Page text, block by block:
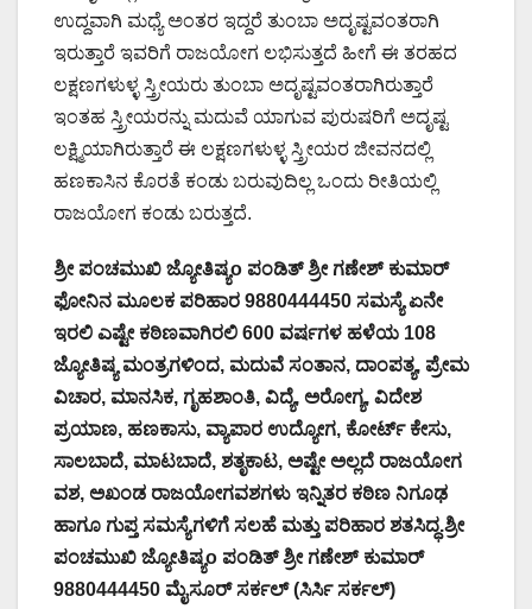
ಉದ್ದವಾಗಿ ಮಧ್ಯೆ ಅಂತರ ಇದ್ದರೆ ತುಂಬಾ ಅದೃಷ್ಟವಂತರಾಗಿ
ಇರುತ್ತಾರೆ ಇವರಿಗೆ ರಾಜಯೋಗ ಲಭಿಸುತ್ತದೆ ಹೀಗೆ ಈ ತರಹದ
ಲಕ್ಷಣಗಳುಳ್ಳ ಸ್ತ್ರೀಯರು ತುಂಬಾ ಅದೃಷ್ಟವಂತರಾಗಿರುತ್ತಾರೆ
ಇಂತಹ ಸ್ತ್ರೀಯರನ್ನು ಮದುವೆ ಯಾಗುವ ಪುರುಷರಿಗೆ ಅದೃಷ್ಟ
ಲಕ್ಷ್ಮಿಯಾಗಿರುತ್ತಾರೆ ಈ ಲಕ್ಷಣಗಳುಳ್ಳ ಸ್ತ್ರೀಯರ ಜೀವನದಲ್ಲಿ
ಹಣಕಾಸಿನ ಕೊರತೆ ಕಂಡು ಬರುವುದಿಲ್ಲ ಒಂದು ರೀತಿಯಲ್ಲಿ
ರಾಜಯೋಗ ಕಂಡು ಬರುತ್ತದೆ.
ಶ್ರೀ ಪಂಚಮುಖಿ ಜ್ಯೋತಿಷ್ಯo ಪಂಡಿತ್ ಶ್ರೀ ಗಣೇಶ್ ಕುಮಾರ್
ಫೋನಿನ ಮೂಲಕ ಪರಿಹಾರ 9880444450 ಸಮಸ್ಯೆ ಏನೇ
ಇರಲಿ ಎಷ್ಟೇ ಕಠಿಣವಾಗಿರಲಿ 600 ವರ್ಷಗಳ ಹಳೆಯ 108
ಜ್ಯೋತಿಷ್ಯ ಮಂತ್ರಗಳಿಂದ, ಮದುವೆ ಸಂತಾನ, ದಾಂಪತ್ಯ, ಪ್ರೇಮ
ವಿಚಾರ, ಮಾನಸಿಕ, ಗೃಹಶಾಂತಿ, ವಿದ್ಯೆ, ಅರೋಗ್ಯ, ವಿದೇಶ
ಪ್ರಯಾಣ, ಹಣಕಾಸು, ವ್ಯಾಪಾರ ಉದ್ಯೋಗ, ಕೋರ್ಟ್ ಕೇಸು,
ಸಾಲಬಾದೆ, ಮಾಟಬಾದೆ, ಶತೃಕಾಟ, ಅಷ್ಟೇ ಅಲ್ಲದೆ ರಾಜಯೋಗ
ವಶ, ಅಖಂಡ ರಾಜಯೋಗವಶಗಳು ಇನ್ನಿತರ ಕಠಿಣ ನಿಗೂಢ
ಹಾಗೂ ಗುಪ್ತ ಸಮಸ್ಯೆಗಳಿಗೆ ಸಲಹೆ ಮತ್ತು ಪರಿಹಾರ ಶತಸಿದ್ಧ.ಶ್ರೀ
ಪಂಚಮುಖಿ ಜ್ಯೋತಿಷ್ಯo ಪಂಡಿತ್ ಶ್ರೀ ಗಣೇಶ್ ಕುಮಾರ್
9880444450 ಮೈಸೂರ್ ಸರ್ಕಲ್ (ಸಿರ್ಸಿ ಸರ್ಕಲ್)